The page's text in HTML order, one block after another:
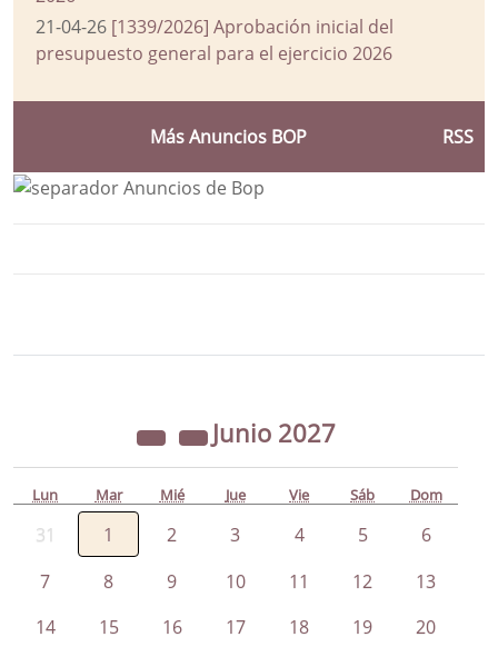
21-04-26 [1339/2026] Aprobación inicial del
presupuesto general para el ejercicio 2026
Más Anuncios BOP RSS
Junio 2027
Lun Mar Mié Jue Vie Sáb Dom
31 1 2 3 4 5
6
7
8 9 10 11 12
13
14
15 16 17 18 19 20